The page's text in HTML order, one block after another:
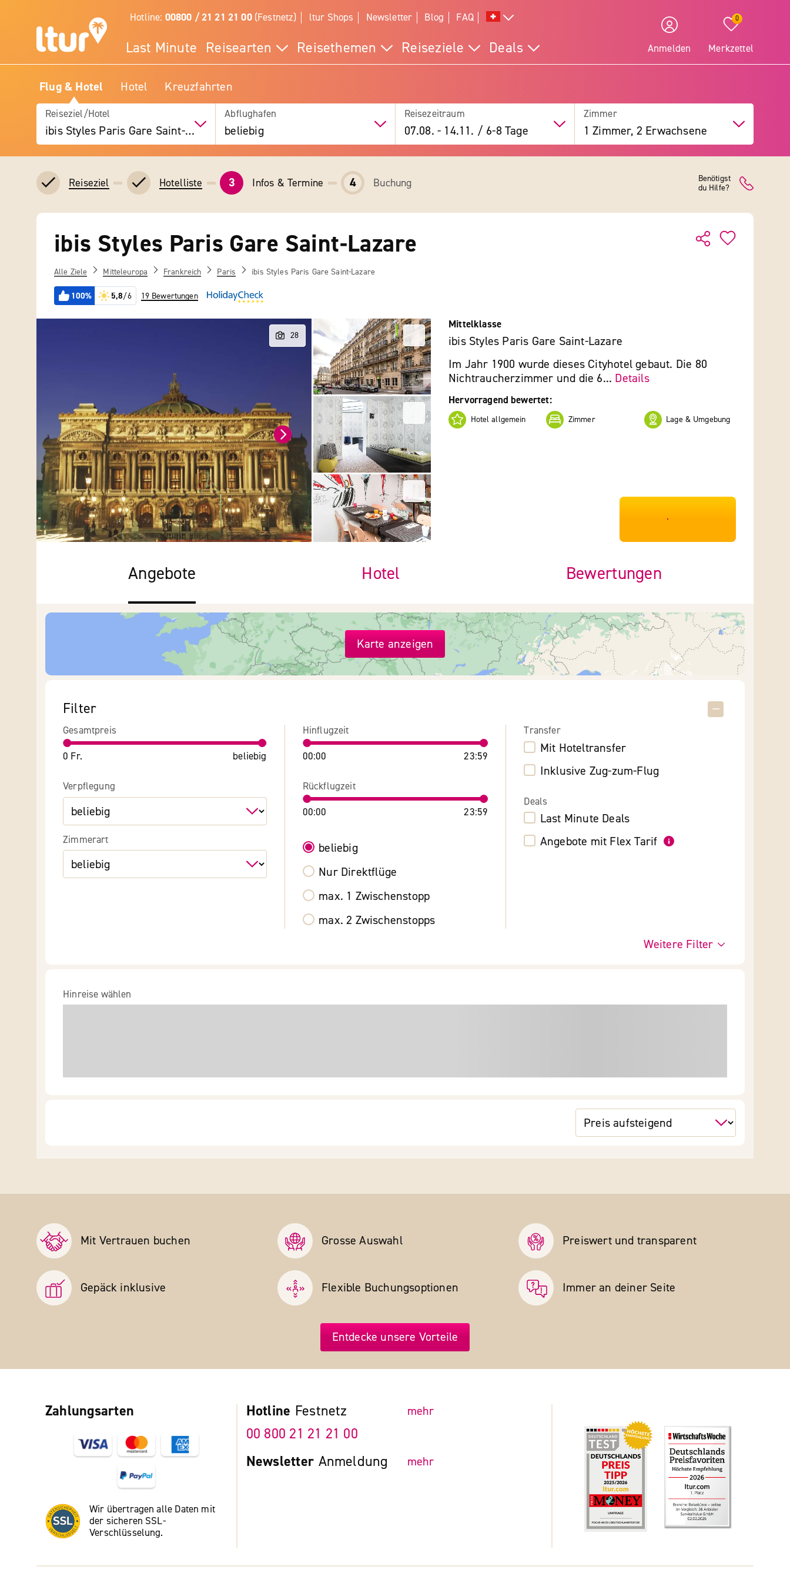
Hotline: 00800 / 21 21 21 00(Festnetz) ltur Shops Newsletter Blog FAQ
Last Minute Reisearten Reisethemen Reiseziele Deals Anmelden
0
Merkzettel
Flug & Hotel Hotel Kreuzfahrten
Reiseziel/Hotel
ibis Styles Paris Gare Saint-Lazare
Abflughafen
beliebig
Reisezeitraum
07.08. - 14.11. / 6-8 Tage
Zimmer
1 Zimmer, 2 Erwachsene
Reiseziel Hotelliste 3 Infos & Termine 4 Buchung
Benötigst
du Hilfe?
ibis Styles Paris Gare Saint-Lazare
Alle Ziele Mitteleuropa Frankreich Paris ibis Styles Paris Gare Saint-Lazare
100% 5,8/6 19 Bewertungen
Mittelklasse
ibis Styles Paris Gare Saint-Lazare
Im Jahr 1900 wurde dieses Cityhotel gebaut. Die 80
Nichtraucherzimmer und die 6... Details
Hervorragend bewertet:
Hotel allgemein Zimmer Lage & Umgebung
***************
Angebote Hotel Bewertungen
Karte anzeigen
Filter
Gesamtpreis
0 Fr. beliebig
Verpflegung
Zimmerart
Hinflugzeit
00:00 23:59
Rückflugzeit
00:00 23:59
beliebig
Nur Direktflüge
max. 1 Zwischenstopp
max. 2 Zwischenstopps
Transfer
Mit Hoteltransfer
Inklusive Zug-zum-Flug
Deals
Last Minute Deals
Angebote mit Flex Tarif
Weitere Filter
Hinreise wählen
Mit Vertrauen buchen Grosse Auswahl Preiswert und transparent
Gepäck inklusive Flexible Buchungs­optionen Immer an deiner Seite
Entdecke unsere Vorteile
Zahlungsarten
Wir übertragen alle Daten mit
der sicheren SSL-
Verschlüsselung.
Hotline Festnetz mehr
00 800 21 21 21 00
Newsletter Anmeldung mehr